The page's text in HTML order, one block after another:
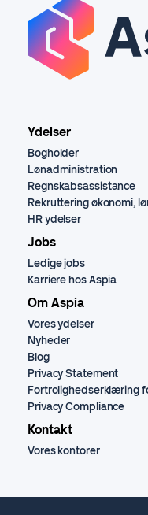
Ydelser
Bogholder
Lønadministration
Regnskabsassistance
Rekruttering økonomi,
HR ydelser
Jobs
Ledige jobs
Karriere hos Aspia
Om Aspia
Vores ydelser
Nyheder
Blog
Privacy Statement
Fortrolighedserklæring
Privacy Compliance
Kontakt
Vores kontorer